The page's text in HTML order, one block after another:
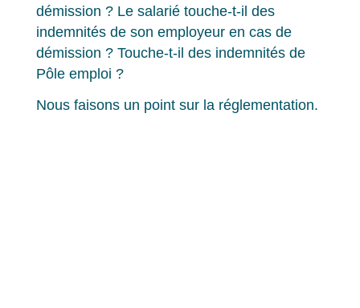
démission ? Le salarié touche-t-il des
indemnités de son employeur en cas de
démission ? Touche-t-il des indemnités de
Pôle emploi ?
Nous faisons un point sur la réglementation.